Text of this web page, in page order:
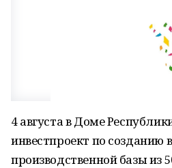
4 августа в Доме
инвестпроект по созданию
производственной базы из